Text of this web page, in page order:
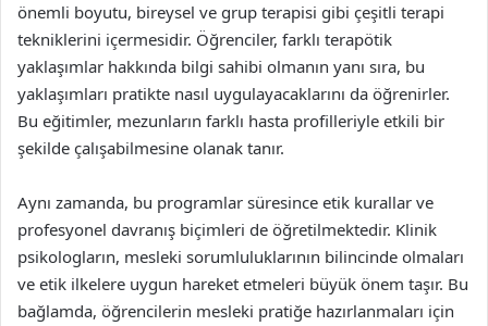
önemli boyutu, bireysel ve grup terapisi gibi çeşitli terapi
tekniklerini içermesidir. Öğrenciler, farklı terapötik
yaklaşımlar hakkında bilgi sahibi olmanın yanı sıra, bu
yaklaşımları pratikte nasıl uygulayacaklarını da öğrenirler.
Bu eğitimler, mezunların farklı hasta profilleriyle etkili bir
şekilde çalışabilmesine olanak tanır.
Aynı zamanda, bu programlar süresince etik kurallar ve
profesyonel davranış biçimleri de öğretilmektedir. Klinik
psikologların, mesleki sorumluluklarının bilincinde olmaları
ve etik ilkelere uygun hareket etmeleri büyük önem taşır. Bu
bağlamda, öğrencilerin mesleki pratiğe hazırlanmaları için